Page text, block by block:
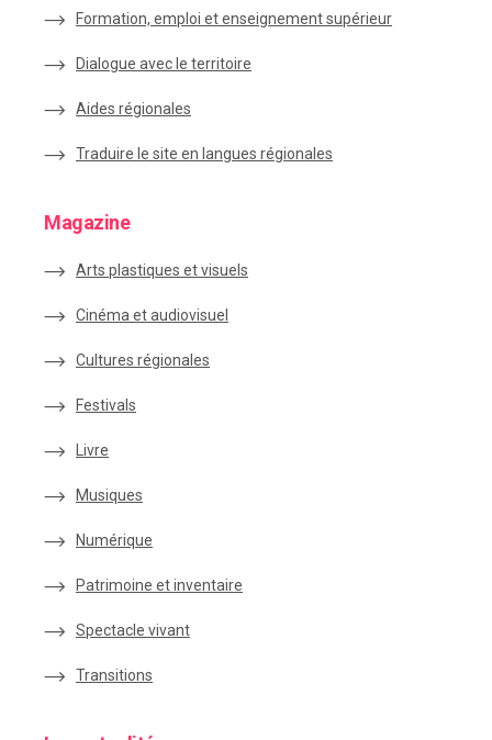
Formation, emploi et enseignement supérieur
Dialogue avec le territoire
Aides régionales
Traduire le site en langues régionales
Magazine
Arts plastiques et visuels
Cinéma et audiovisuel
Cultures régionales
Festivals
Livre
Musiques
Numérique
Patrimoine et inventaire
Spectacle vivant
Transitions